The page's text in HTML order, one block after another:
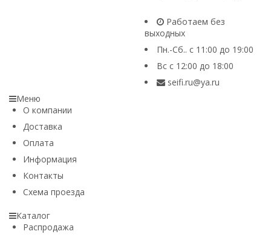
Работаем без
выходных
Пн.-Сб.. с 11:00 до 19:00
Вс с 12:00 до 18:00
seifi.ru@ya.ru
Меню
О компании
Доставка
Оплата
Информация
Контакты
Схема проезда
Каталог
Распродажа